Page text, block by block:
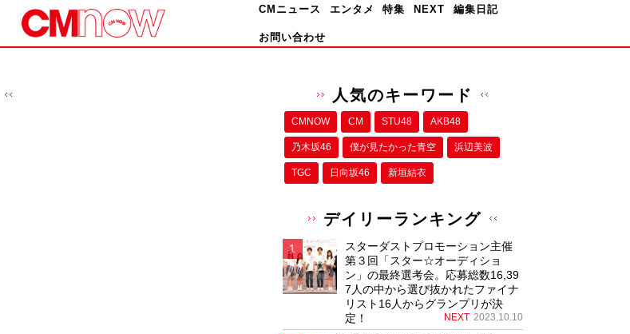
CMニュース エンタメ 特集 NEXT 編集日記
お問い合わせ
人気のキーワード
CMNOW CM STU48 AKB48
乃木坂46 僕が⾒たかった⻘空 浜辺美波
TGC 日向坂46 新垣結衣
デイリーランキング
スターダストプロモーション主催
第３回「スター☆オーディショ
ン」の最終選考会。応募総数16,39
7人の中から選び抜かれたファイナ
リスト16人からグランプリが決
定！
NEXT 2023.10.10